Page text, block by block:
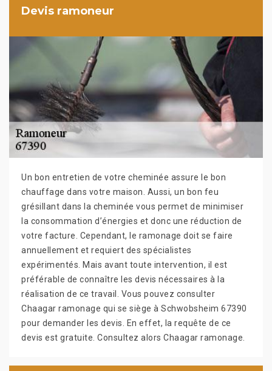
Devis ramoneur
Un bon entretien de votre cheminée assure le bon
chauffage dans votre maison. Aussi, un bon feu
grésillant dans la cheminée vous permet de minimiser
la consommation d’énergies et donc une réduction de
votre facture. Cependant, le ramonage doit se faire
annuellement et requiert des spécialistes
expérimentés. Mais avant toute intervention, il est
préférable de connaître les devis nécessaires à la
réalisation de ce travail. Vous pouvez consulter
Chaagar ramonage qui se siège à Schwobsheim 67390
pour demander les devis. En effet, la requête de ce
devis est gratuite. Consultez alors Chaagar ramonage.